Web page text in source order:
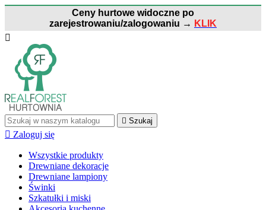
Ceny hurtowe widoczne po
zarejestrowaniu/zalogowaniu → KLIK

 Szukaj
 Zaloguj się
Wszystkie produkty
Drewniane dekoracje
Drewniane lampiony
Świnki
Szkatułki i miski